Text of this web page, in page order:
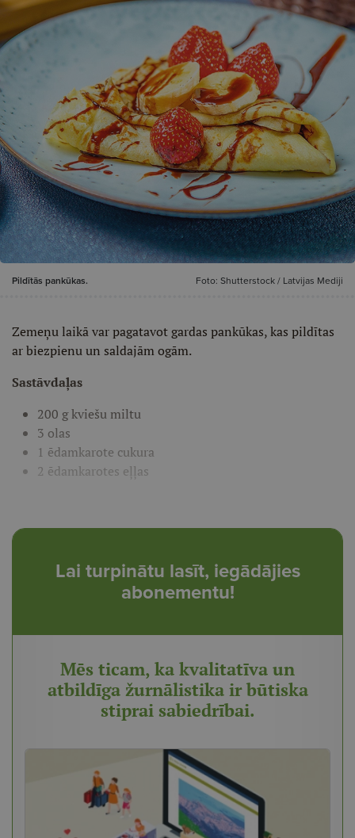
Pildītās pankūkas. Foto: Shutterstock / Latvijas Mediji
Zemeņu laikā var pagatavot gardas pankūkas, kas pildītas
ar biezpienu un saldajām ogām.
Sastāvdaļas
200 g kviešu miltu
3 olas
1 ēdamkarote cukura
2 ēdamkarotes eļļas
Lai turpinātu lasīt, iegādājies
abonementu!
Mēs ticam, ka kvalitatīva un
atbildīga žurnālistika ir būtiska
stiprai sabiedrībai.